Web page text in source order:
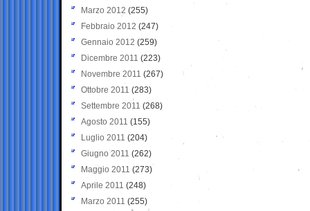
Marzo 2012 (255)
Febbraio 2012 (247)
Gennaio 2012 (259)
Dicembre 2011 (223)
Novembre 2011 (267)
Ottobre 2011 (283)
Settembre 2011 (268)
Agosto 2011 (155)
Luglio 2011 (204)
Giugno 2011 (262)
Maggio 2011 (273)
Aprile 2011 (248)
Marzo 2011 (255)